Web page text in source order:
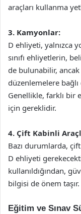
araçları kullanma
3. Kamyonlar:
D ehliyeti, yalnızca
sınıfı ehliyetlerin,
de bulunabilir,
düzenlemelere
Genellikle, farklı bir
için gereklidir.
4. Çift Kabinli
Bazı durumlarda,
D ehliyeti
kullanıldığından,
bilgisi de önem taşır.
Eğitim ve Sınav